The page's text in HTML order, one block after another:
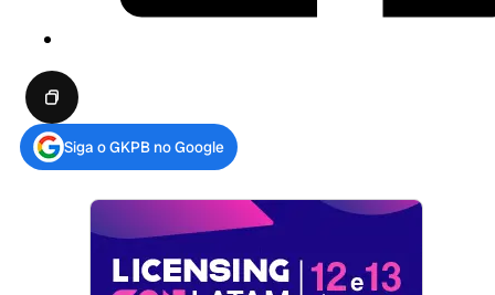
Siga o GKPB no Google